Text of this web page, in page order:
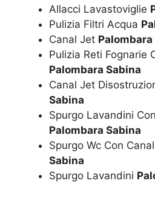
Allacci Lavastoviglie
Pulizia Filtri Acqua
Canal Jet Palombara
Pulizia Reti Fognarie
Palombara Sabina
Canal Jet
Sabina
Spurgo Lavandini
Palombara Sabina
Spurgo Wc Con
Sabina
Spurgo Lavandini